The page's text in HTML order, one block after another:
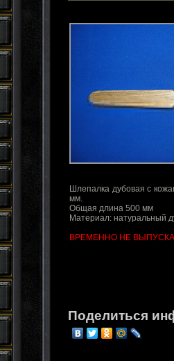
Шлепалка дубовая с
мм.
Общая длина 500 мм
Материал: натуральный
ВРЕМЕННО НЕ
Поделиться